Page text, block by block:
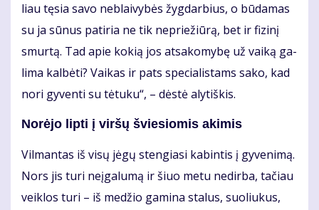
liau tę­sia sa­vo ne­blai­vy­bės žyg­dar­bius, o bū­da­mas
su ja sū­nus pa­ti­ria ne tik ne­pri­ežiū­rą, bet ir fi­zi­nį
smur­tą. Tad apie ko­kią jos at­sa­ko­my­bę už vai­ką ga­
li­ma kal­bė­ti? Vai­kas ir pats spe­cia­lis­tams sa­ko, kad
no­ri gy­ven­ti su tė­tu­ku“, – dės­tė aly­tiš­kis.
No­rė­jo lip­ti į vir­šų švie­sio­mis aki­mis
Vil­man­tas iš vi­sų jė­gų sten­gia­si ka­bin­tis į gy­ve­ni­mą.
Nors jis tu­ri ne­įga­lu­mą ir šiuo me­tu ne­dir­ba, ta­čiau
veik­los tu­ri – iš me­džio ga­mi­na sta­lus, suo­liu­kus,